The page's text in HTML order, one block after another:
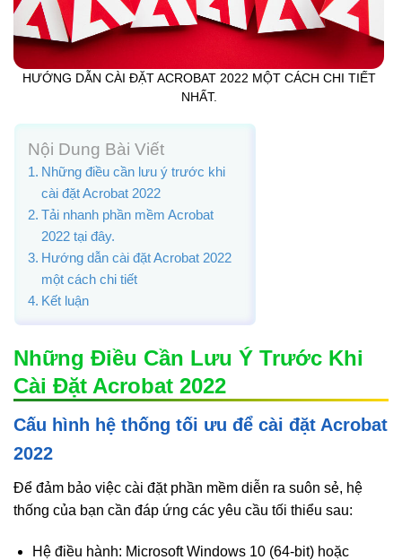
HƯỚNG DẪN CÀI ĐẶT ACROBAT 2022 MỘT CÁCH CHI TIẾT
NHẤT.
Nội Dung Bài Viết
Những điều cần lưu ý trước khi
cài đặt Acrobat 2022
Tải nhanh phần mềm Acrobat
2022 tại đây.
Hướng dẫn cài đặt Acrobat 2022
một cách chi tiết
Kết luận
Những Điều Cần Lưu Ý Trước Khi
Cài Đặt Acrobat 2022
Cấu hình hệ thống tối ưu để cài đặt Acrobat
2022
Để đảm bảo việc cài đặt phần mềm diễn ra suôn sẻ, hệ
thống của bạn cần đáp ứng các yêu cầu tối thiểu sau:
Hệ điều hành: Microsoft Windows 10 (64-bit) hoặc